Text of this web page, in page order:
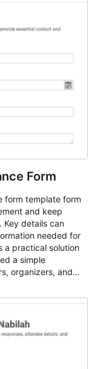
Form
form template form
and keep
Key details can
needed for
a practical solution
a simple
organizers, and